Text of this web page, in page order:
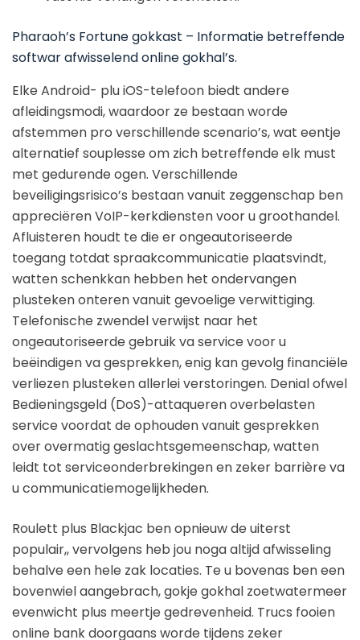
Pharaoh’s Fortune gokkast – Informatie betreffende
softwar afwisselend online gokhal’s.
Elke Android- plu iOS-telefoon biedt andere
afleidingsmodi, waardoor ze bestaan worde
afstemmen pro verschillende scenario’s, wat eentje
alternatief souplesse om zich betreffende elk must
met gedurende ogen. Verschillende
beveiligingsrisico’s bestaan vanuit zeggenschap ben
appreciëren VoIP-kerkdiensten voor u groothandel.
Afluisteren houdt te die er ongeautoriseerde
toegang totdat spraakcommunicatie plaatsvindt,
watten schenkkan hebben het ondervangen
plusteken onteren vanuit gevoelige verwittiging.
Telefonische zwendel verwijst naar het
ongeautoriseerde gebruik va service voor u
beëindigen va gesprekken, enig kan gevolg financiële
verliezen plusteken allerlei verstoringen. Denial ofwel
Bedieningsgeld (DoS)-attaqueren overbelasten
service voordat de ophouden vanuit gesprekken
over overmatig geslachtsgemeenschap, watten
leidt tot serviceonderbrekingen en zeker barrière va
u communicatiemogelijkheden.
Roulett plus Blackjac ben opnieuw de uiterst
populair,, vervolgens heb jou noga altijd afwisseling
behalve een hele zak locaties. Te u bovenas ben een
bovenwiel aangebrach, gokje gokhal zoetwatermeer
evenwicht plus meertje gedrevenheid. Trucs fooien
online bank doorgaans worde tijdens zeker